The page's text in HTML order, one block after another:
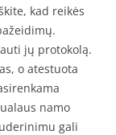
kad reikės
jų protokolą.
o atestuota
namo
gali